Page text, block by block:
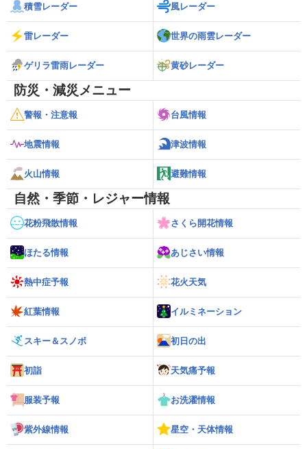
積雪レーダー 風レーダー
雷レーダー 世界の雨雲レーダー
ゲリラ雷雨レーダー 黄砂レーダー
防災・減災メニュー
警報・注意報 台風情報
地震情報 津波情報
火山情報 避難情報
自然・季節・レジャー情報
花粉飛散情報 さくら開花情報
ほたる情報 あじさい情報
熱中症予報 花火天気
紅葉情報 イルミネーション
スキー＆スノボ 初日の出
初詣 天気痛予報
服装予報 お洗濯情報
紫外線情報 星空・天体情報